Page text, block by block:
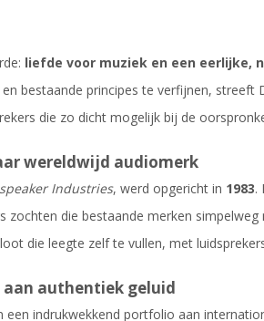
liefde voor muziek en een eerlijke,
bestaande principes te verfijnen,
die zo dicht mogelijk bij de
wereldwijd audiomerk
Industries, werd opgericht in 1983.
zochten die bestaande merken
die leegte zelf te vullen, met
authentiek geluid
een indrukwekkend portfolio aan